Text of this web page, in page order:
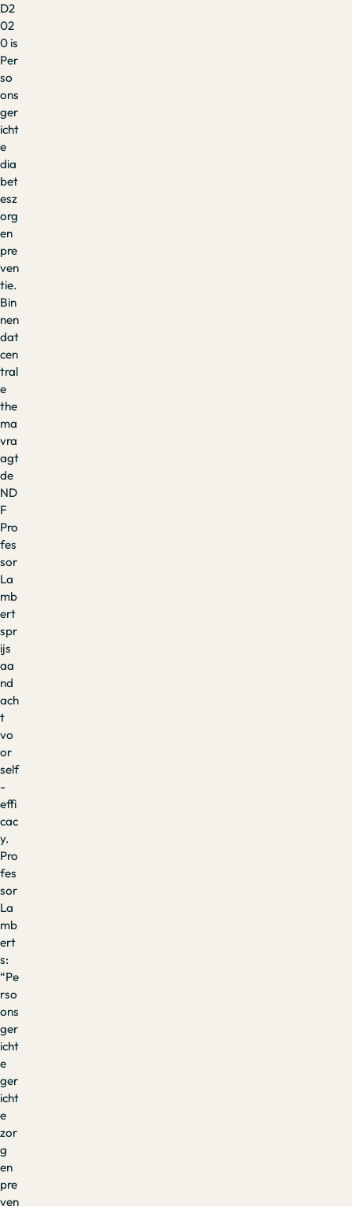
D2
02
0 is
Per
so
ons
ger
icht
e
dia
bet
esz
org
en
pre
ven
tie.
Bin
nen
dat
cen
tral
e
the
ma
vra
agt
de
ND
F
Pro
fes
sor
La
mb
ert
spr
ijs
aa
nd
ach
t
vo
or
self
-
effi
cac
y.
Pro
fes
sor
La
mb
ert
s:
“Pe
rso
ons
ger
icht
e
ger
icht
e
zor
g
en
pre
ven